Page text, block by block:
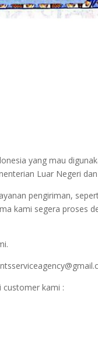
yang mau
Luar Negeri
pengiriman,
kami segera proses
kami :